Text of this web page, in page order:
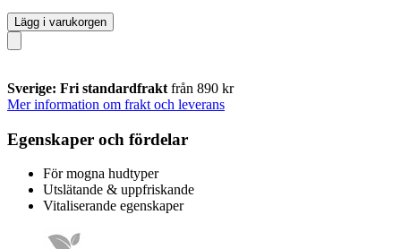
Lägg i varukorgen
Sverige: Fri standardfrakt från 890 kr
Mer information om frakt och leverans
Egenskaper och fördelar
För mogna hudtyper
Utslätande & uppfriskande
Vitaliserande egenskaper